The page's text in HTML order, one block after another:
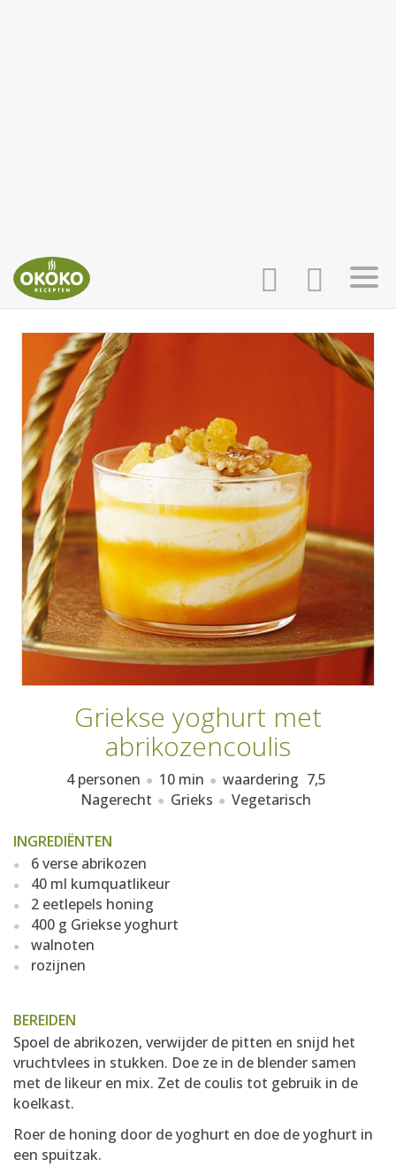
INLOGGEN
RECEPTEN
WEEKMENU'S
KOOKBOEKEN
Griekse yoghurt met
abrikozencoulis
4 personen 10 min waardering 7,5
Nagerecht
Grieks Vegetarisch
INGREDIËNTEN
6 verse abrikozen
40 ml kumquatlikeur
2 eetlepels honing
400 g Griekse yoghurt
walnoten
rozijnen
BEREIDEN
Spoel de abrikozen, verwijder de pitten en snijd het
vruchtvlees in stukken. Doe ze in de blender samen
met de likeur en mix. Zet de coulis tot gebruik in de
koelkast.
Roer de honing door de yoghurt en doe de yoghurt in
een spuitzak.